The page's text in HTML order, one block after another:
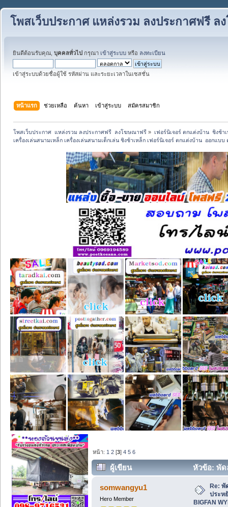
โพสเว็บประกาศ แหล่งรวม ลงประกาศฟรี
ยินดีต้อนรับคุณ, บุคคลทั่วไป กรุณา เข้าสู่ระบบ หรือ ลงทะเบียน
เข้าสู่ระบบด้วยชื่อผู้ใช้ รหัสผ่าน และระยะเวลาในเซสชั่น
หน้าแรก ช่วยเหลือ ค้นหา เข้าสู่ระบบ สมัครสมาชิก
โพสเว็บประกาศ  แหล่งรวม ลงประกาศฟรี  ลงโฆษณาฟรี » เฟอร์นิเจอร์ ตกแต่งบ้าน  ชิงช้า
เครื่องเล่นสนามเหล็ก เครื่องเล่นสนามเด็กเล่น ชิงช้าเหล็ก เฟอร์นิเจอร์ ตกแต่งบ้าน  ออกแบ
หน้า: 1 2 [3]4 5 6
ผู้เขียน
หัวข้อ: พัด
BIGFAN WYFJ (อ่าน 5550 ครั้ง)
somwangyu1
Hero Member
Re:
ประห
BIGFAN